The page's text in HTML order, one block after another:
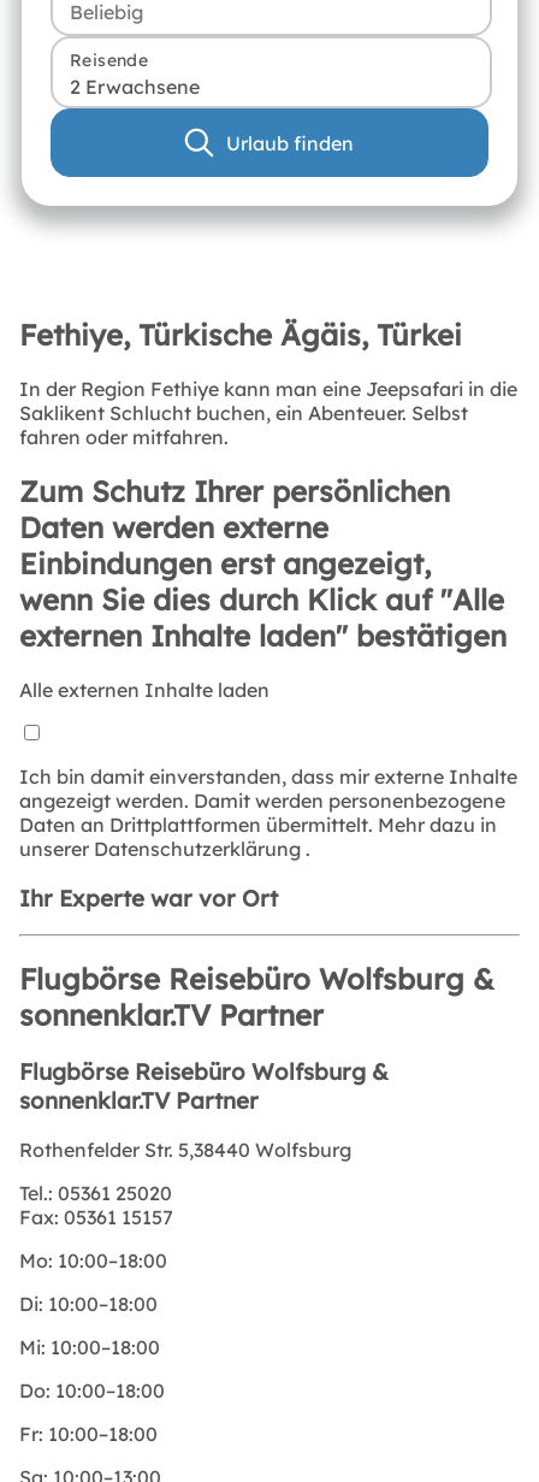
Reisende
2 Erwachsene
Urlaub finden
Fethiye, Türkische Ägäis, Türkei
In der Region Fethiye kann man eine Jeepsafari in die
Saklikent Schlucht buchen, ein Abenteuer. Selbst
fahren oder mitfahren.
Zum Schutz Ihrer persönlichen
Daten werden externe
Einbindungen erst angezeigt,
wenn Sie dies durch Klick auf "Alle
externen Inhalte laden" bestätigen
Alle externen Inhalte laden
Ich bin damit einverstanden, dass mir externe Inhalte
angezeigt werden. Damit werden personenbezogene
Daten an Drittplattformen übermittelt. Mehr dazu in
unserer Datenschutzerklärung .
Ihr Experte war vor Ort
Flugbörse Reisebüro Wolfsburg &
sonnenklar.TV Partner
Flugbörse Reisebüro Wolfsburg &
sonnenklar.TV Partner
Rothenfelder Str. 5,38440 Wolfsburg
Tel.: 05361 25020
Fax: 05361 15157
Mo: 10:00–18:00
Di: 10:00–18:00
Mi: 10:00–18:00
Do: 10:00–18:00
Fr: 10:00–18:00
Sa: 10:00–13:00